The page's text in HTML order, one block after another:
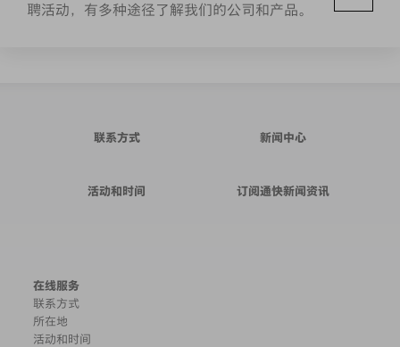
聘活动，有多种途径了解我们的公司和产品。
联系方式 新闻中心
活动和时间 订阅通快新闻资讯
在线服务
联系方式
所在地
活动和时间